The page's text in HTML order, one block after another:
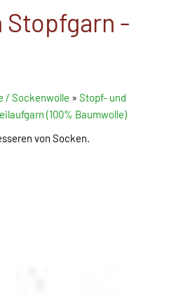
Stopfgarn -
/ Sockenwolle » Stopf- und
(100% Baumwolle)
von Socken.